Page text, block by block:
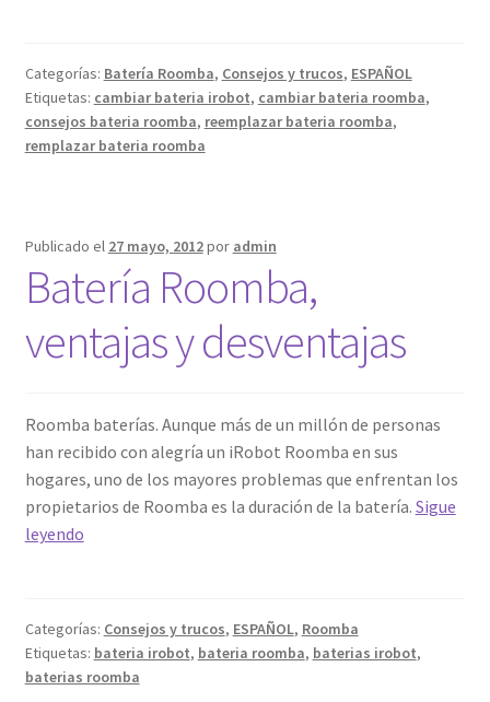
(cambiar)
una
de
cepillo
Categorías: Batería Roomba, Consejos y trucos, ESPAÑOL
Etiquetas: cambiar bateria irobot, cambiar bateria roomba,
consejos bateria roomba, reemplazar bateria roomba,
remplazar bateria roomba
Publicado el 27 mayo, 2012por admin
Batería Roomba,
ventajas y desventajas
Roomba baterías. Aunque más de un millón de personas
han recibido con alegría un iRobot Roomba en sus
hogares, uno de los mayores problemas que enfrentan los
propietarios de Roomba es la duración de la batería. Sigue
leyendoBatería
desventajas
Categorías: Consejos y trucos, ESPAÑOL, Roomba
Etiquetas: bateria irobot, bateria roomba, baterias irobot,
baterias roomba